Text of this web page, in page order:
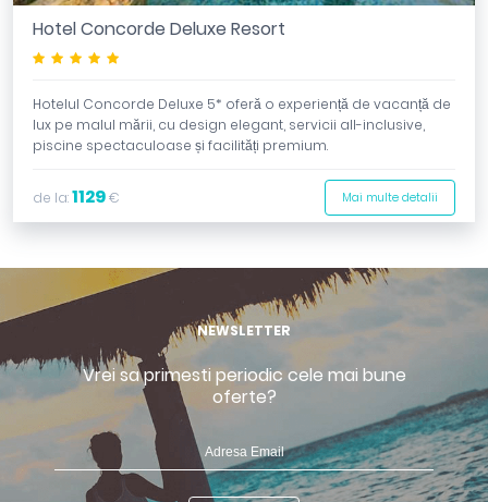
Hotel Concorde Deluxe Resort
Hotelul Concorde Deluxe 5* oferă o experiență de vacanță de
lux pe malul mării, cu design elegant, servicii all-inclusive,
piscine spectaculoase și facilități premium.
de la:1129€ Mai multe detalii
NEWSLETTER
Vrei sa primesti periodic cele mai bune
oferte?